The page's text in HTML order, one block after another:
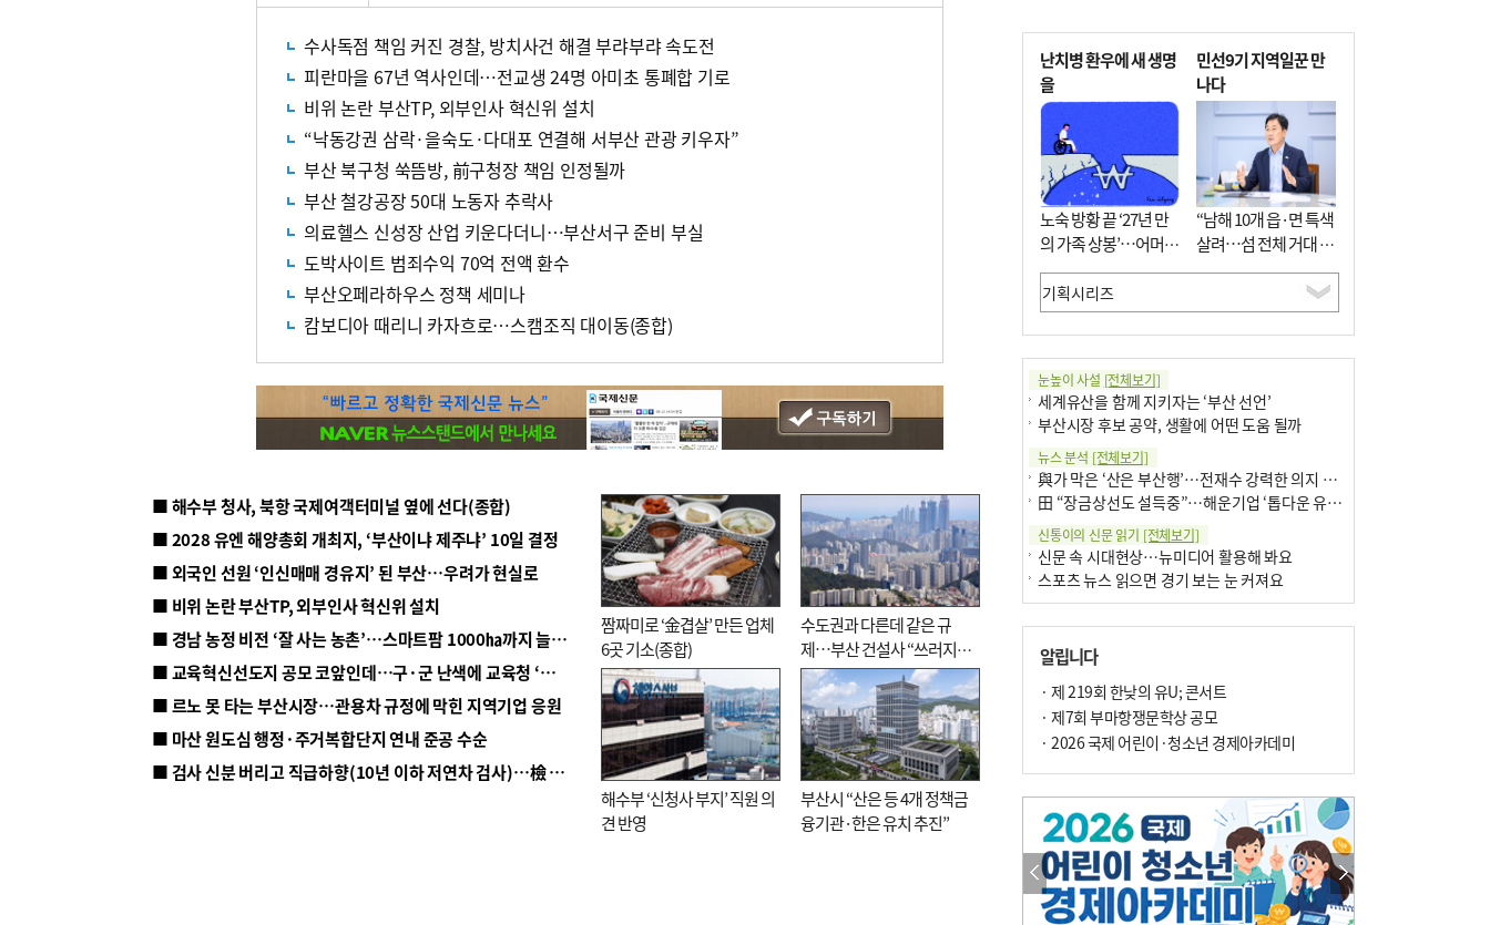
수사독점 책임 커진 경찰, 방치사건 해결 부랴부랴 속도전
피란마을 67년 역사인데…전교생 24명 아미초 통폐합 기로
비위 논란 부산TP, 외부인사 혁신위 설치
“낙동강권 삼락·을숙도·다대포 연결해 서부산 관광 키우자”
부산 북구청 쑥뜸방, 前구청장 책임 인정될까
부산 철강공장 50대 노동자 추락사
의료헬스 신성장 산업 키운다더니…부산서구 준비 부실
도박사이트 범죄수익 70억 전액 환수
부산오페라하우스 정책 세미나
캄보디아 때리니 카자흐로…스캠조직 대이동(종합)
■ 해수부 청사, 북항 국제여객터미널 옆에 선다(종합)
■ 2028 유엔 해양총회 개최지, ‘부산이냐 제주냐’ 10일 결정
■ 외국인 선원 ‘인신매매 경유지’ 된 부산…우려가 현실로
■ 비위 논란 부산TP, 외부인사 혁신위 설치
■ 경남 농정 비전 ‘잘 사는 농촌’…스마트팜 1000㏊까지 늘린다
■ 교육혁신선도지 공모 코앞인데…구·군 난색에 교육청 ‘쩔쩔’
■ 르노 못 타는 부산시장…관용차 규정에 막힌 지역기업 응원
■ 마산 원도심 행정·주거복합단지 연내 준공 수순
■ 검사 신분 버리고 직급하향(10년 이하 저연차 검사)…檢 중수청행 기피
짬짜미로 ‘金겹살’ 만든 업체
6곳 기소(종합)
수도권과 다른데 같은 규
제…부산 건설사 “쓰러지기
직전”
해수부 ‘신청사 부지’ 직원 의
견 반영
부산시 “산은 등 4개 정책금
융기관·한은 유치 추진”
난치병 환우에 새 생명
을
노숙 방황 끝 ‘27년 만
의 가족 상봉’…어머니
와 행복 꿈꿔
민선9기 지역일꾼 만
나다
“남해 10개 읍·면 특색
살려…섬 전체 거대 정
원으로 조성”
눈높이 사설 [전체보기]
세계유산을 함께 지키자는 ‘부산 선언’
부산시장 후보 공약, 생활에 어떤 도움 될까
뉴스 분석 [전체보기]
與가 막은 ‘산은 부산행’…전재수 강력한 의지 표명 없인 공염불
田 “장금상선도 설득중”…해운기업 ‘톱다운 유치전’ 가속
신통이의 신문 읽기 [전체보기]
신문 속 시대현상…뉴미디어 활용해 봐요
스포츠 뉴스 읽으면 경기 보는 눈 커져요
구·군 승진 축하화분 관행 없애자니 소상공인 울상
팩트체크[전체보기]
의령 한우산 털중나리
한 손 뉴스[전체보기]
시민이 개발한 폭염 대응 앱 ‘그늘로’ 길안내 지도 등 인기
골목 맛집 발굴 고메 셀렉션…부산시, 페스티벌 시월 연계
알립니다
· 제 219회 한낮의 유U; 콘서트
· 제7회 부마항쟁문학상 공모
· 2026 국제 어린이·청소년 경제아카데미